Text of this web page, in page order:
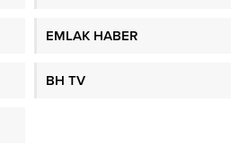
EMLAK HABER
BH TV